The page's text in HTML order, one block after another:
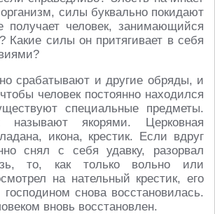
силы буквально покидают
получает человек, занимающийся
Какие силы он притягивает в себя
срабатывают и другие обряды, и
человек постоянно находился
специальные предметы.
называют якорями. Церковная
икона, крестик. Если вдруг
снял с себя удавку, разорвал
то, как только вольно или
на нательный крестик, его
снова восстановилась.
вновь восстановлен.